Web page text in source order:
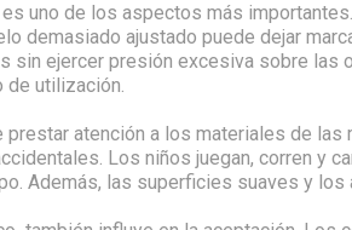
uno de los aspectos más
demasiado ajustado puede dejar
sin ejercer presión excesiva sobre las
de utilización.
prestar atención a los materiales de
Los niños juegan, corren y
Además, las superficies suaves y